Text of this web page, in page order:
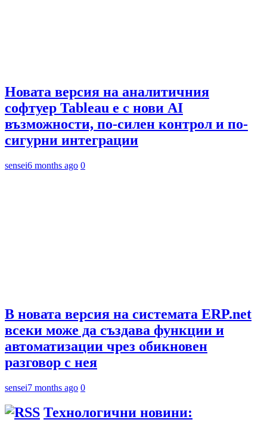
Новата версия на аналитичния
софтуер Tableau е с нови AI
възможности, по-силен контрол и по-
сигурни интеграции
sensei6 months ago 0
В новата версия на системата ERP.net
всеки може да създава функции и
автоматизации чрез обикновен
разговор с нея
sensei7 months ago 0
Технологични новини: